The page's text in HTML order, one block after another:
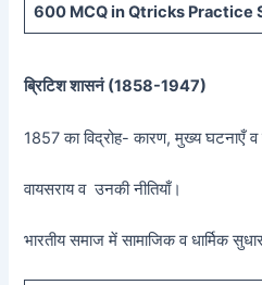
600 MCQ in Qtricks Practice
ब्रिटिश शासनं (1858-1947)
1857 का विद्रोह- कारण, मुख्य घटनाएँ व
वायसराय व उनकी नीतियाँ।
भारतीय समाज में सामाजिक व धार्मिक